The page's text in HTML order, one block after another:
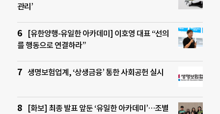
관리’
[유한양행-유일한 아카데미] 이호영 대표 “선의
를 행동으로 연결하라”
생명보험업계, ‘상생금융’ 통한 사회공헌 실시
[화보] 최종 발표 앞둔 ‘유일한 아카데미’…조별